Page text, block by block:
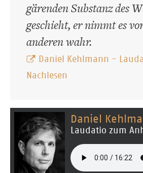
gärenden Substanz des
geschieht, er nimmt es
anderen wahr.
Daniel Kehlmann -
Nachlesen
Daniel
Laudatio zum